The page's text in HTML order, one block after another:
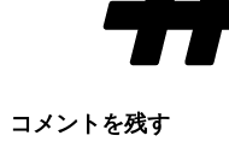
コメントを残す